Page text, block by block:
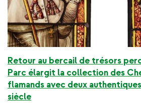
Retour au bercail de trésors
Parc élargit la collection des
flamands avec deux
siècle